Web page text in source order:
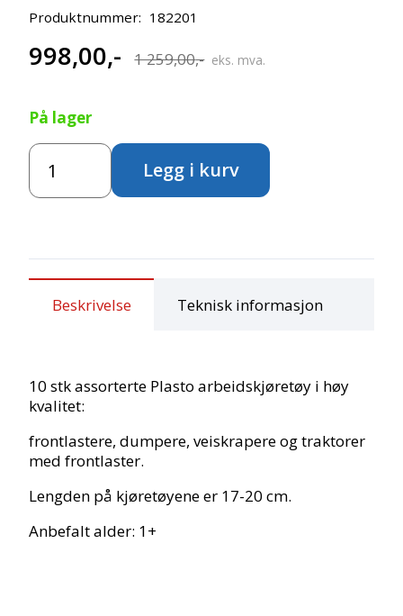
Produktnummer: 182201
1 259,00,-
Opprinnelig
var:
1 259,00,-.
998,00,-
Nåværende
er:
998,00,-.
eks. mva.
På lager
Plasto
arbeidskjøretøy
pakke
Legg i kurv
Beskrivelse Teknisk informasjon
10 stk assorterte Plasto arbeidskjøretøy i høy
kvalitet:
frontlastere, dumpere, veiskrapere og traktorer
med frontlaster.
Lengden på kjøretøyene er 17-20 cm.
Anbefalt alder: 1+